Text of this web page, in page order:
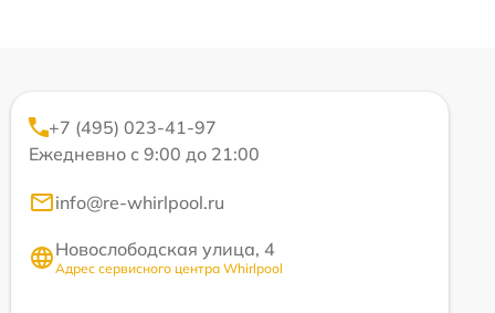
+7 (495) 023-41-97
Ежедневно с 9:00 до 21:00
info@re-whirlpool.ru
Новослободская улица, 4
Адрес сервисного центра Whirlpool